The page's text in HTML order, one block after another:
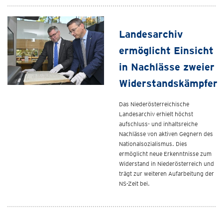
Landesarchiv
ermöglicht Einsicht
in Nachlässe zweier
Widerstandskämpfer
Das Niederösterreichische
Landesarchiv erhielt höchst
aufschluss- und inhaltsreiche
Nachlässe von aktiven Gegnern des
Nationalsozialismus. Dies
ermöglicht neue Erkenntnisse zum
Widerstand in Niederösterreich und
trägt zur weiteren Aufarbeitung der
NS-Zeit bei.